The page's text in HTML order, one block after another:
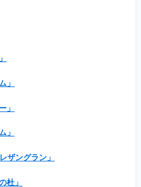
」
」
」
ザングラン」
杜」